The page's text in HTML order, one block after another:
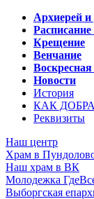
Архиерей и
Крещение
Венчание
Новости
История
КАК
Реквизиты
Наш центр
Храм в
Наш храм в ВК
Молодежка
Выборгская